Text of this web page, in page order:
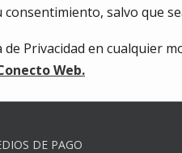
salvo que
Privacidad en cualquier
Web.
DE PAGO